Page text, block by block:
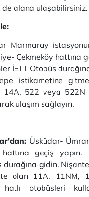
de alana ulaşabilirsiniz.
Marmaray
Çekmeköy hattına
İETT Otobüs
istikametine
14A, 522 veya 522N
ulaşım sağlayın.
Üsküdar-
geçiş yapın.
durağına gidin.
olan 11A, 11NM,
otobüsleri